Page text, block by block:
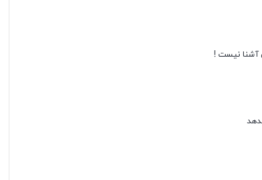
آشنا نیست !